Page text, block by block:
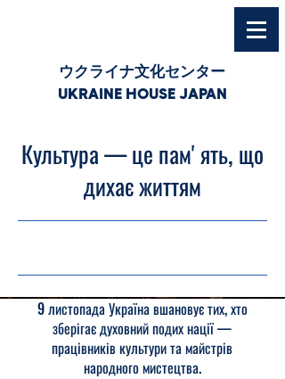
ウクライナ文化センター
UKRAINE HOUSE JAPAN
Культура — це памʼять, що
дихає життям
9 листопада Україна вшановує тих, хто
зберігає духовний подих нації —
працівників культури та майстрів
народного мистецтва.